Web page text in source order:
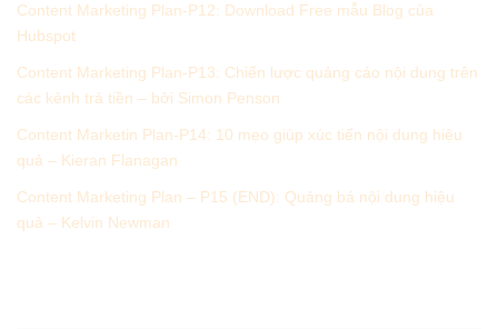
Content Marketing Plan-P12: Download Free mẫu Blog của
Hubspot
Content Marketing Plan-P13: Chiến lược quảng cáo nội dung trên
các kênh trả tiền – bởi Simon Penson
Content Marketin Plan-P14: 10 mẹo giúp xúc tiến nội dung hiệu
quả – Kieran Flanagan
Content Marketing Plan – P15 (END): Quảng bá nội dung hiệu
quả – Kelvin Newman